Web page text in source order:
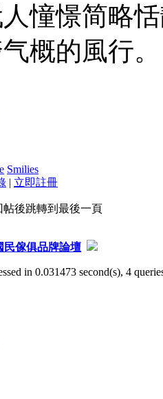
憧憬简略
概的風行。
Smilies
| 立即註冊
帖後跳轉到最後一頁
民傢俱品牌論壇
in 0.031473 second(s), 4